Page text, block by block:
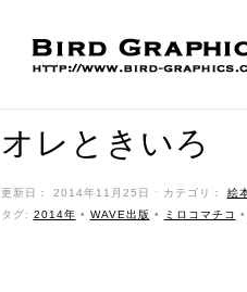
オレときいろ
更新日： 2014年11月25日 ˑ カテゴリ： 絵
タグ: 2014年 • WAVE出版 • ミロコマチコ •